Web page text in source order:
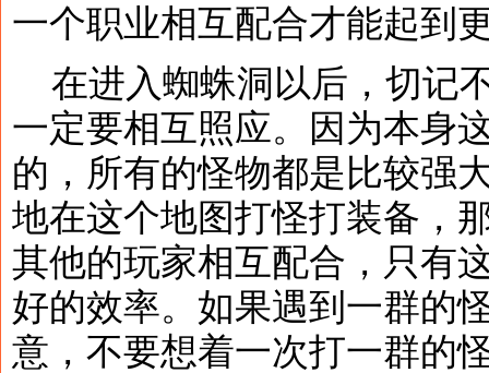
一个职业相互配合才能起到
在进入蜘蛛洞以后，切记
一定要相互照应。因为本身
的，所有的怪物都是比较强
地在这个地图打怪打装备，
其他的玩家相互配合，只有
好的效率。如果遇到一群的
意，不要想着一次打一群的